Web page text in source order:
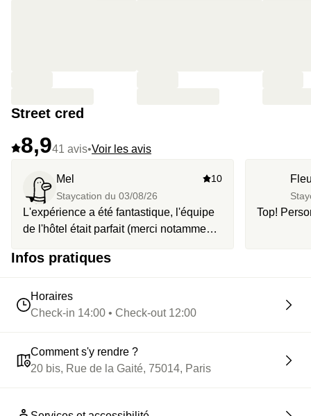
Street cred
8,941 avis•Voir les avis
Mel
Staycation du 03/08/26
10
L'expérience a été fantastique, l'équipe
de l'hôtel était parfait (merci notamment
Top!
Infos pratiques
Horaires
Check-in 14:00 • Check-out 12:00
Comment s'y rendre ?
20 bis, Rue de la Gaité, 75014, Paris